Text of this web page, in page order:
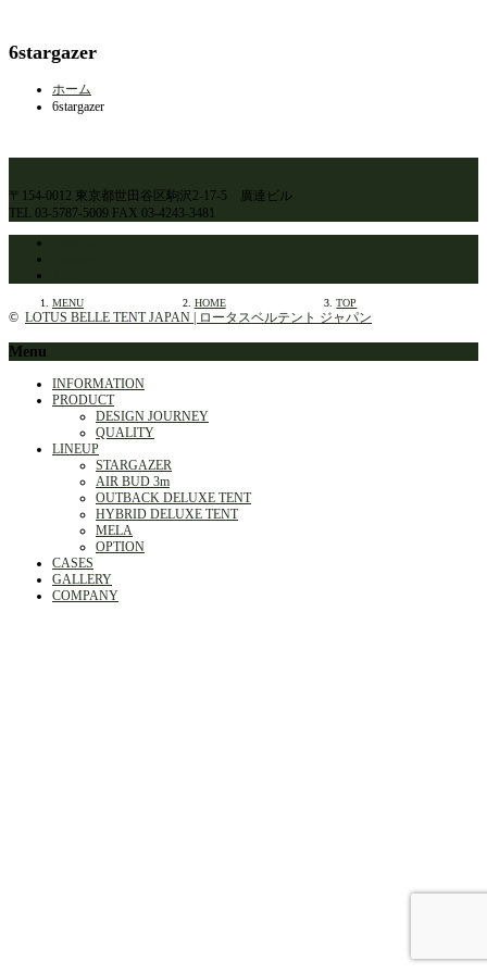
6stargazer
ホーム
6stargazer
〒154-0012 東京都世田谷区駒沢2-17-5 廣達ビル
TEL 03-5787-5009 FAX 03-4243-3481
MENU HOME TOP
© LOTUS BELLE TENT JAPAN | ロータスベルテント ジャパン
Menu
INFORMATION
PRODUCT
DESIGN JOURNEY
QUALITY
LINEUP
STARGAZER
AIR BUD 3m
OUTBACK DELUXE TENT
HYBRID DELUXE TENT
MELA
OPTION
CASES
GALLERY
COMPANY